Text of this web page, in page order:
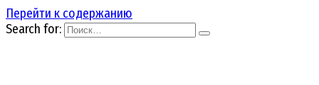
Перейти к содержанию
Search for: